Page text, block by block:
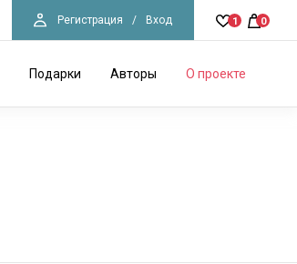
Регистрация / Вход 1 0
Подарки Авторы О проекте